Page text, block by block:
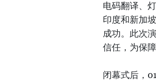
电码翻译、灯
印度和新加
成功。此次
信任，为保
闭幕式后，